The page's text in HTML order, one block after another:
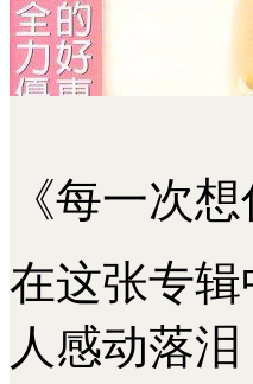
《每一次想
在这张专辑
人感动落